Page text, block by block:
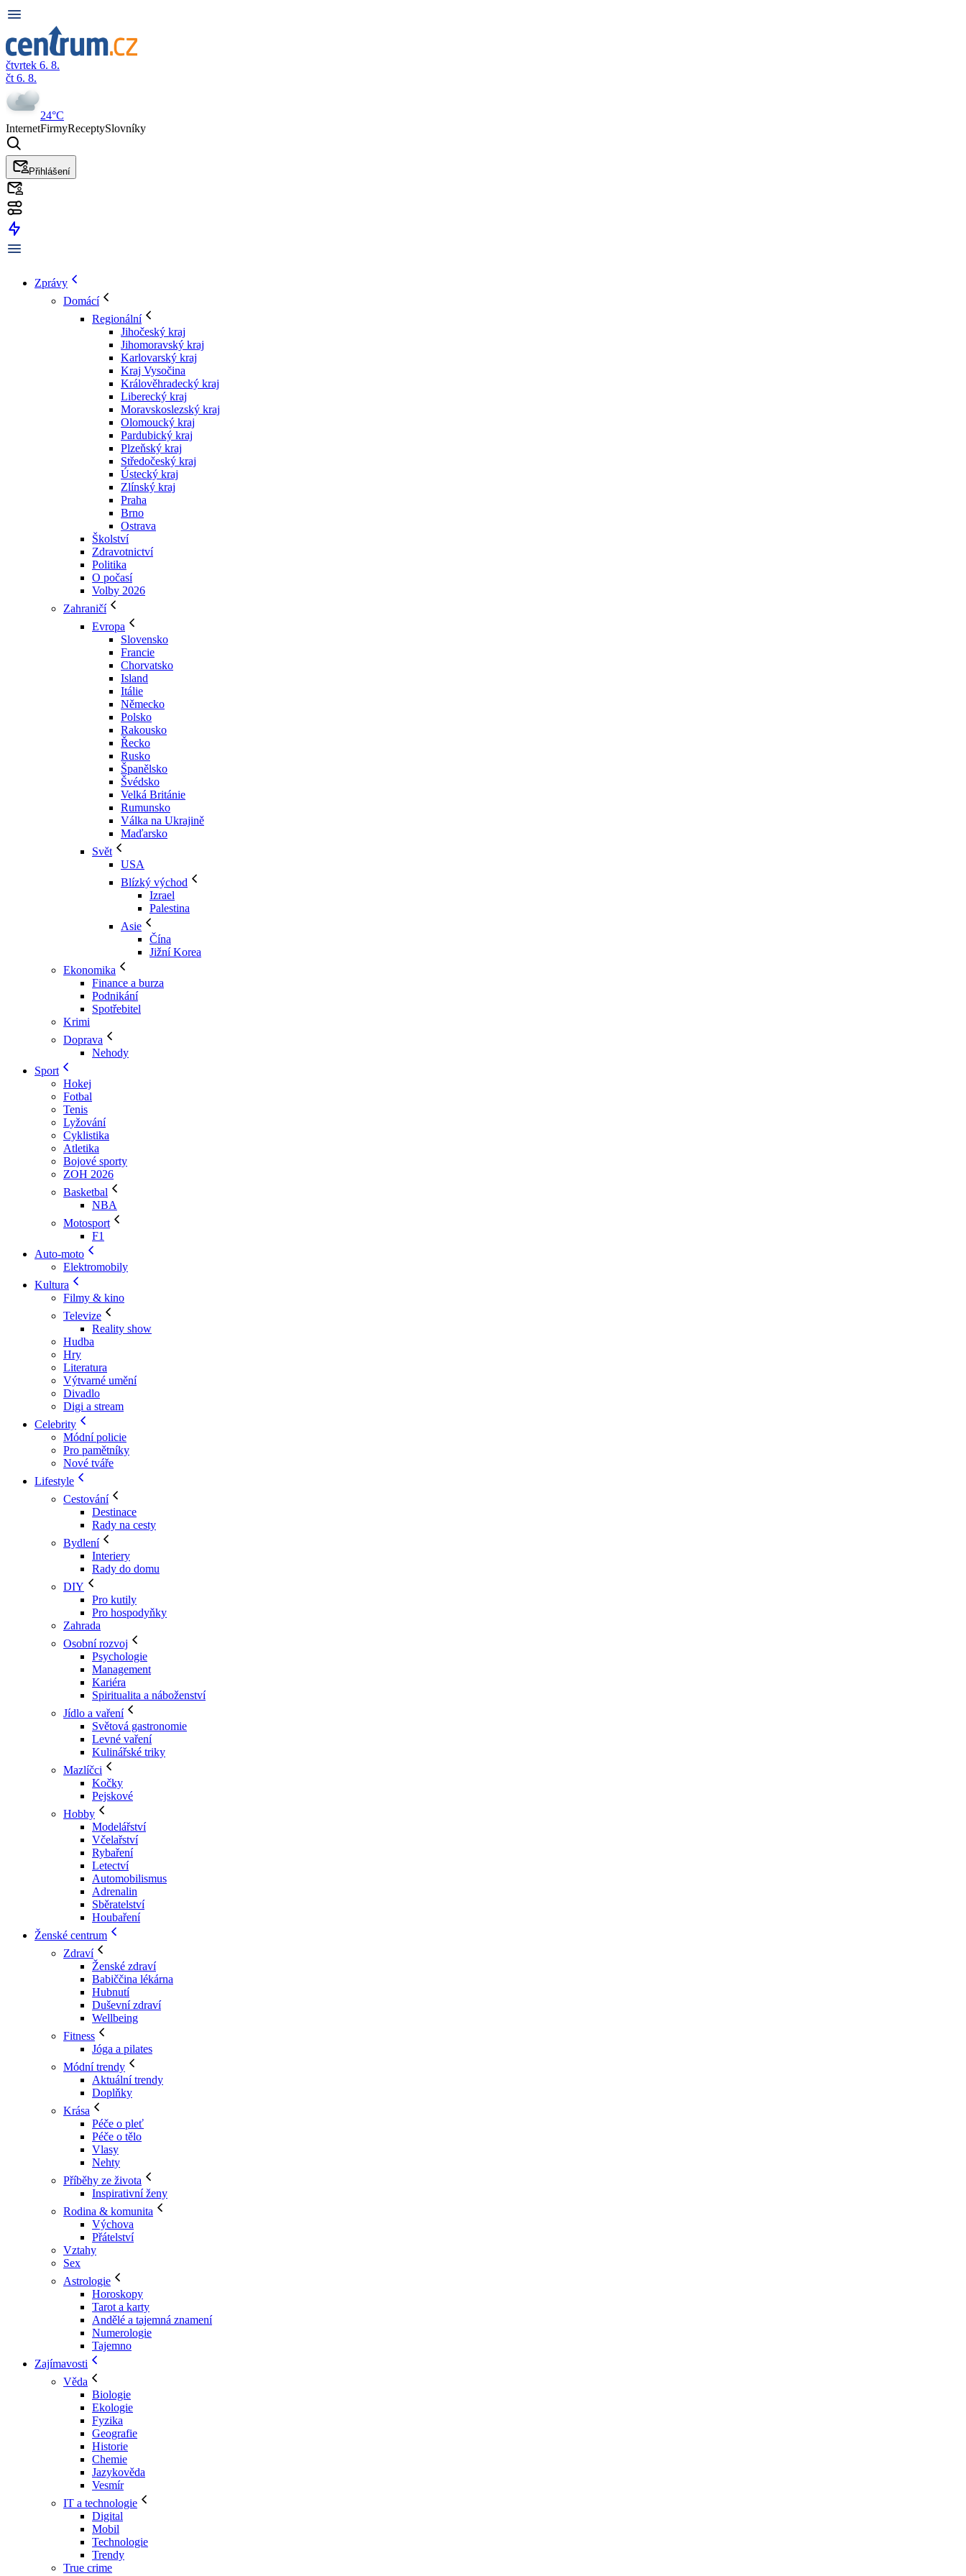
čtvrtek 6. 8.
čt 6. 8.
24°C
InternetFirmyReceptySlovníky
Přihlášení
Zprávy
Domácí
Regionální
Jihočeský kraj
Jihomoravský kraj
Karlovarský kraj
Kraj Vysočina
Králověhradecký kraj
Liberecký kraj
Moravskoslezský kraj
Olomoucký kraj
Pardubický kraj
Plzeňský kraj
Středočeský kraj
Ústecký kraj
Zlínský kraj
Praha
Brno
Ostrava
Školství
Zdravotnictví
Politika
O počasí
Volby 2026
Zahraničí
Evropa
Slovensko
Francie
Chorvatsko
Island
Itálie
Německo
Polsko
Rakousko
Řecko
Rusko
Španělsko
Švédsko
Velká Británie
Rumunsko
Válka na Ukrajině
Maďarsko
Svět
USA
Blízký východ
Izrael
Palestina
Asie
Čína
Jižní Korea
Ekonomika
Finance a burza
Podnikání
Spotřebitel
Krimi
Doprava
Nehody
Sport
Hokej
Fotbal
Tenis
Lyžování
Cyklistika
Atletika
Bojové sporty
ZOH 2026
Basketbal
NBA
Motosport
F1
Auto-moto
Elektromobily
Kultura
Filmy & kino
Televize
Reality show
Hudba
Hry
Literatura
Výtvarné umění
Divadlo
Digi a stream
Celebrity
Módní policie
Pro pamětníky
Nové tváře
Lifestyle
Cestování
Destinace
Rady na cesty
Bydlení
Interiery
Rady do domu
DIY
Pro kutily
Pro hospodyňky
Zahrada
Osobní rozvoj
Psychologie
Management
Kariéra
Spiritualita a náboženství
Jídlo a vaření
Světová gastronomie
Levné vaření
Kulinářské triky
Mazlíčci
Kočky
Pejskové
Hobby
Modelářství
Včelařství
Rybaření
Letectví
Automobilismus
Adrenalin
Sběratelství
Houbaření
Ženské centrum
Zdraví
Ženské zdraví
Babiččina lékárna
Hubnutí
Duševní zdraví
Wellbeing
Fitness
Jóga a pilates
Módní trendy
Aktuální trendy
Doplňky
Krása
Péče o pleť
Péče o tělo
Vlasy
Nehty
Příběhy ze života
Inspirativní ženy
Rodina & komunita
Výchova
Přátelství
Vztahy
Sex
Astrologie
Horoskopy
Tarot a karty
Andělé a tajemná znamení
Numerologie
Tajemno
Zajímavosti
Věda
Biologie
Ekologie
Fyzika
Geografie
Historie
Chemie
Jazykověda
Vesmír
IT a technologie
Digital
Mobil
Technologie
Trendy
True crime